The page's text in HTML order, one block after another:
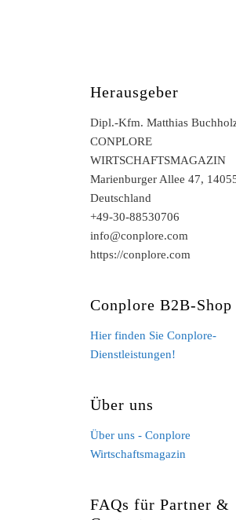
Herausgeber
Dipl.-Kfm. Matthias
CONPLORE
WIRTSCHAFTSMAGAZIN
Marienburger Allee 47,
Deutschland
+49-30-88530706
info@conplore.com
https://conplore.com
Conplore B2B-Shop
Hier finden Sie Conplore-
Dienstleistungen!
Über uns
Über uns - Conplore
Wirtschaftsmagazin
FAQs für Partner &